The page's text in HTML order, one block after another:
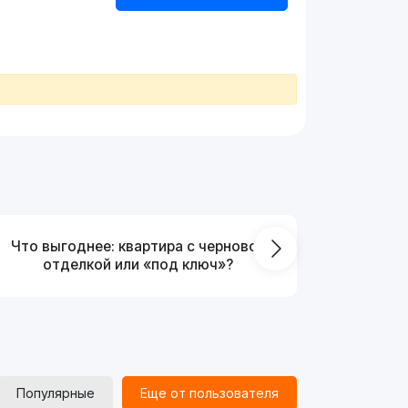
Что выгоднее: квартира с черновой
отделкой или «под ключ»?
Популярные Еще от пользователя